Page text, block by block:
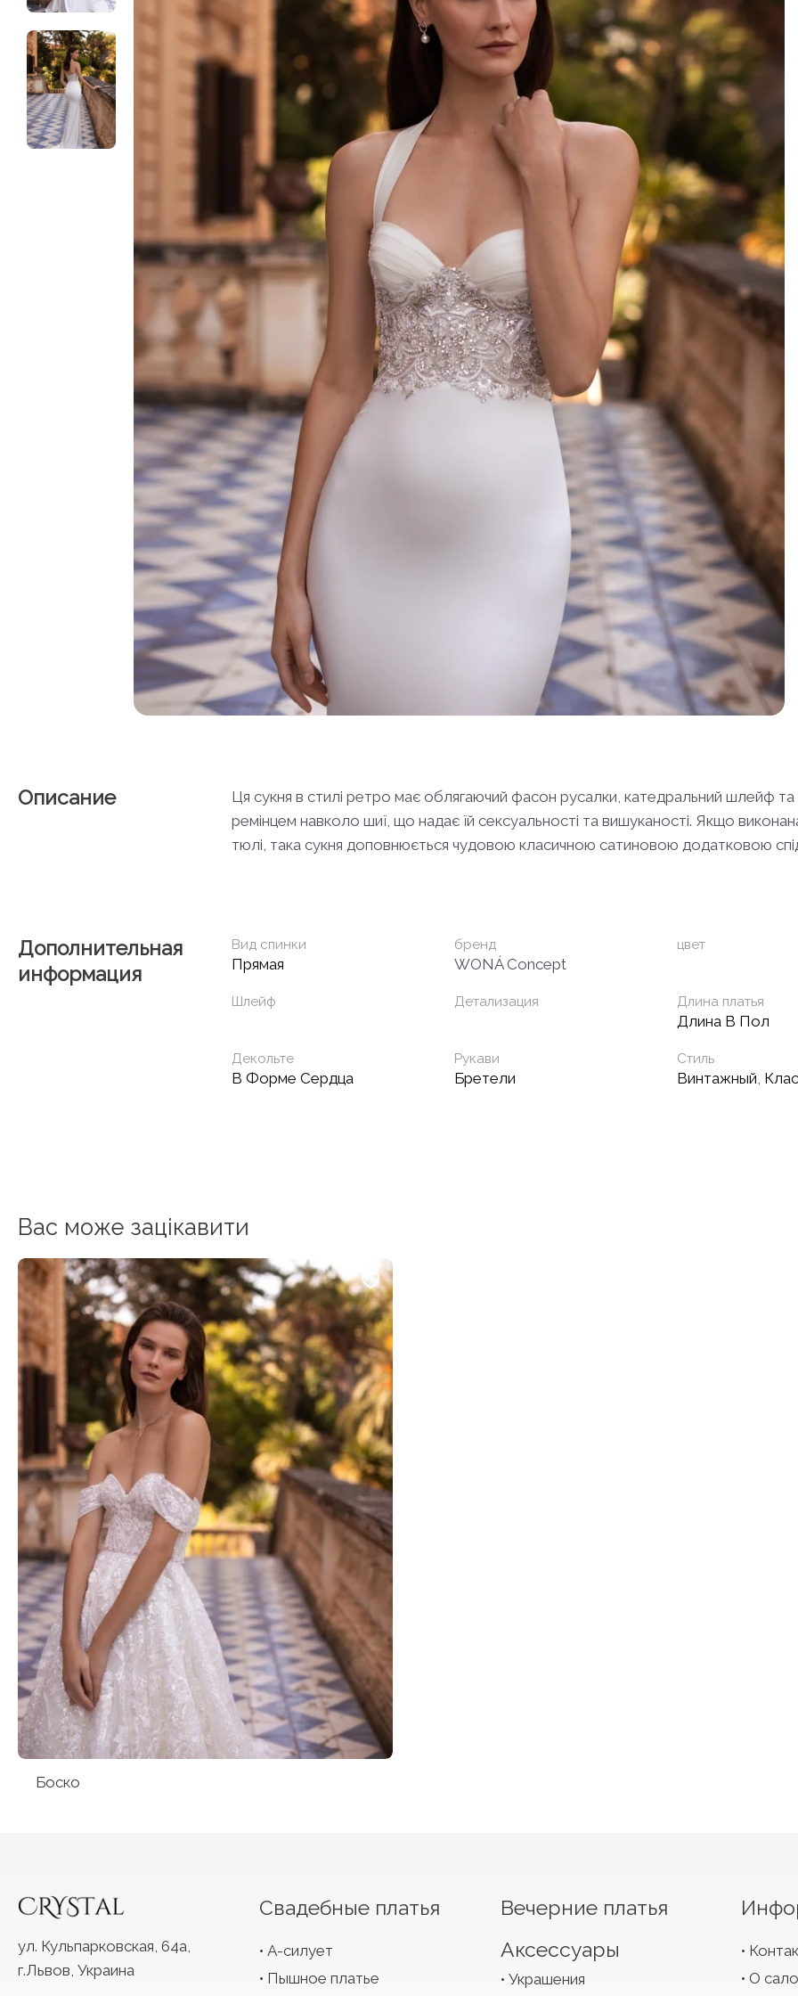
Описание
Ця сукня в стилі ретро має облягаючий фасон русалки, катедральний шлейф
ремінцем навколо шиї, що надає їй сексуальності та вишуканості. Якщо
тюлі, така сукня доповнюється чудовою класичною сатиновою додатковою
Дополнительная
информация
Вид спинки
Прямая
бренд
WONÁ Concept
цвет
Шлейф Детализация Длина платья
Длина В Пол
Декольте
В Форме Сердца
Рукави
Бретели
Стиль
Винтажный,
Вас може зацікавити
Боско
ул. Кульпарковская, 64а,
г.Львов, Украина
Свадебные платья
А-силует
Пышное платье
Вечерние платья
Аксессуары
Украшения
О